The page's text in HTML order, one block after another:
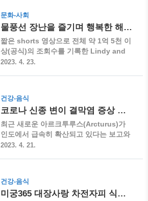
는 1층짜리 건물과 땅을 8억 5천여 만 원
에 사들였고 지난 1월부터 리모델링 공사
를 시..
수술 ▶ 서혜부 탈장(허벅지와 사타구니
부근)은 전체 탈장의 90% 이상을 차지한
다고 하며 치료는 수술이 유일한 방법입니
다. 수술 방법은 크게 직접 절개와 복강경
내시경 수술로 나눌 수 있고 인공망을 사
행되고 있다고 합니다. 3D 광학 카메라로
신경 분지 하나까지 자세하게 관찰할 수
있기 때문에 복강경 내시경 수..
문화-사회
물풍선 장난을 즐기며 행복한 해외 가족 유튜버
짧은 shorts 영상으로 전체 약 1억 5천 이
상(공식)의 조회수를 기록한 Lindy and
Jlo라는 유튜브 채널을 소개합니다. 최근
상은 주로 남편과 부인이 서로에게 몰래
설치한 물풍선을 터트리고 색종이 폭죽으
로 세레모니를 하면서 마무리하는 영상으
로 장난감 활이나 비비탄 총, 크레모아 등
을 사용한 기발한 방식의 장난이 재미를
음소리가 영상에 빠져들게 하는 중독성 매
력이 있습니다. 남편의 웃음소리는 ..
2023. 4. 23.
건강-음식
코로나 신종 변이 결막염 증상 아르크투루스
최근 새로운 아르크투루스(Arcturus)가
인도에서 급속히 확산되고 있다는 보고와
함께 세계보건기구(WHO)와 미국 질병통
로나 신종 변이 아르크투루스 ▶ 이번에
새롭게 발견된 인 XBB.1.16은 2023년 1
2023. 4. 21.
건강-음식
미궁365 대장사랑 차전자피 식이섬유 대체 상품